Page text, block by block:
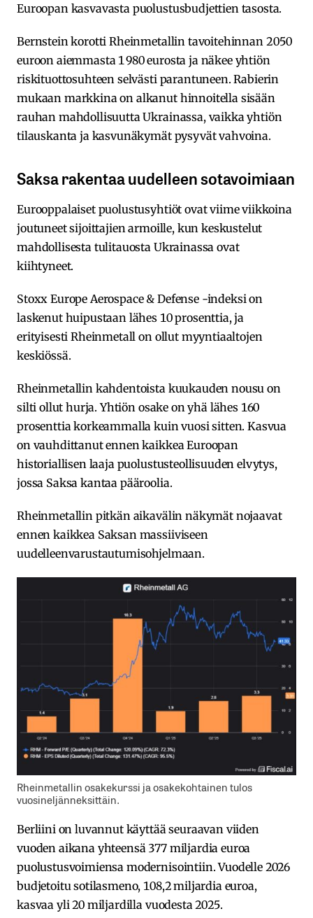
Euroopan kasvavasta puolustusbudjettien tasosta.
Bernstein korotti Rheinmetallin tavoitehinnan 2 050
euroon aiemmasta 1 980 eurosta ja näkee yhtiön
riskituottosuhteen selvästi parantuneen. Rabierin
mukaan markkina on alkanut hinnoitella sisään
rauhan mahdollisuutta Ukrainassa, vaikka yhtiön
tilauskanta ja kasvunäkymät pysyvät vahvoina.
Saksa rakentaa uudelleen sotavoimiaan
Eurooppalaiset puolustusyhtiöt ovat viime viikkoina
joutuneet sijoittajien armoille, kun keskustelut
mahdollisesta tulitauosta Ukrainassa ovat
kiihtyneet.
Stoxx Europe Aerospace & Defense -indeksi on
laskenut huipustaan lähes 10 prosenttia, ja
erityisesti Rheinmetall on ollut myyntiaaltojen
keskiössä.
Rheinmetallin kahdentoista kuukauden nousu on
silti ollut hurja. Yhtiön osake on yhä lähes 160
prosenttia korkeammalla kuin vuosi sitten. Kasvua
on vauhdittanut ennen kaikkea Euroopan
historiallisen laaja puolustusteollisuuden elvytys,
jossa Saksa kantaa pääroolia.
Rheinmetallin pitkän aikavälin näkymät nojaavat
ennen kaikkea Saksan massiiviseen
uudelleenvarustautumisohjelmaan.
Rheinmetallin osakekurssi ja osakekohtainen tulos
vuosineljänneksittäin.
Berliini on luvannut käyttää seuraavan viiden
vuoden aikana yhteensä 377 miljardia euroa
puolustusvoimiensa modernisointiin. Vuodelle 2026
budjetoitu sotilasmeno, 108,2 miljardia euroa,
kasvaa yli 20 miljardilla vuodesta 2025.